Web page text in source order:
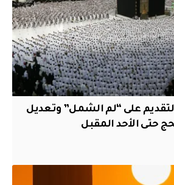
على “لم الشمل” وتعديل
حتى الأحد المقبل